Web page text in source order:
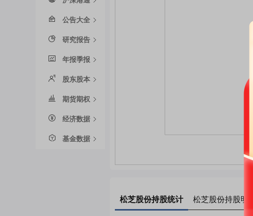
公告大全
研究报告
年报季报
股东股本
期货期权
经济数据
基金数据
松芝股份持股统计 松芝股份持股明细